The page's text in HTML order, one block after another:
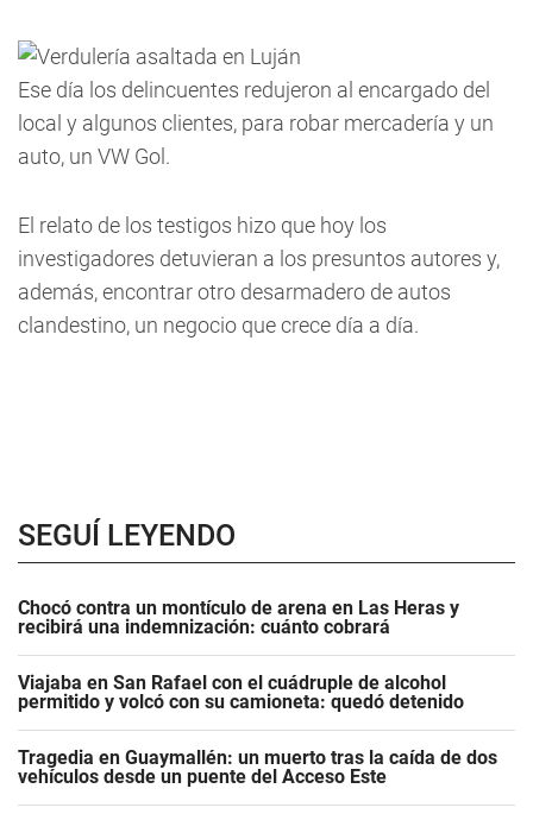
Ese día los delincuentes redujeron al encargado del
local y algunos clientes, para robar mercadería y un
auto, un VW Gol.
El relato de los testigos hizo que hoy los
investigadores detuvieran a los presuntos autores y,
además, encontrar otro desarmadero de autos
clandestino, un negocio que crece día a día.
SEGUÍ LEYENDO
Chocó contra un montículo de arena en Las Heras y
recibirá una indemnización: cuánto cobrará
Viajaba en San Rafael con el cuádruple de alcohol
permitido y volcó con su camioneta: quedó detenido
Tragedia en Guaymallén: un muerto tras la caída de dos
vehículos desde un puente del Acceso Este